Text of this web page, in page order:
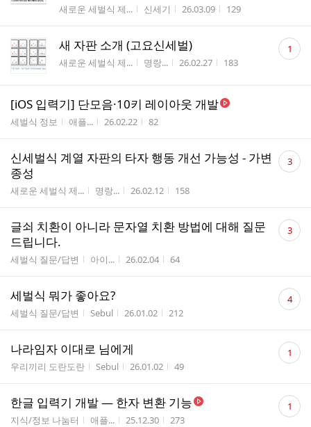
게시판명
새로운 세벌식 제... 작성자
신세기 작성시간
26.03.09 조회수
129
새 자판 소개 (고요신세벌)
게시판명
새로운 세벌식 제... 작성자
명랑... 작성시간
26.02.27 조회수
183
댓
글 1
[iOS 입력기] 단모음·10키 레이아웃 개발
게시판명
세벌식 정보 작성자
애플... 작성시간
26.02.22 조회수
82
신세벌식 계열 자판의 타자 행동 개선 가능성 - 가변
종성
게시판명
새로운 세벌식 제... 작성자
명랑... 작성시간
26.02.12 조회수
158
댓
글 3
글쇠 치환이 아니라 문자열 치환 방법에 대해 질문
드립니다.
게시판명
세벌식 질문/답변 작성자
아이... 작성시간
26.02.04 조회수
64
댓
글 3
세벌식 뭐가 좋아요?
게시판명
세벌식 질문/답변 작성자
Sebul 작성시간
26.01.02 조회수
212
댓
글 4
나라임자 이대로 님에게
게시판명
우리끼리 도란도란 작성자
Sebul 작성시간
26.01.02 조회수
49
댓
글 1
한글 입력기 개발 — 한자 변환 기능
게시판명
지식/정보 나눔터 작성자
애플... 작성시간
25.12.30 조회수
273
댓
글 1